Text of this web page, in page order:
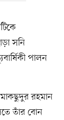
সনি
পালন
রহমান
তাঁর বোন